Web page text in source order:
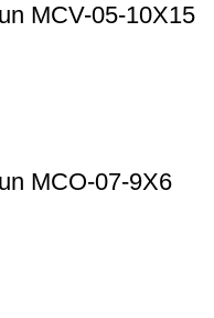
MCV-05-10X15
MCO-07-9X6